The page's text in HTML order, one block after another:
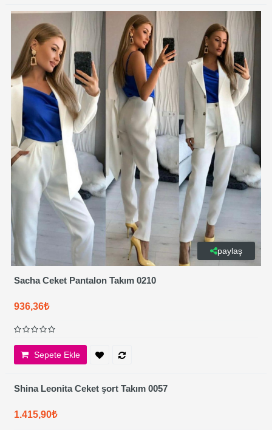
paylaş
Sacha Ceket Pantalon Takım 0210
936,36₺
Sepete Ekle
Shina Leonita Ceket şort Takım 0057
1.415,90₺